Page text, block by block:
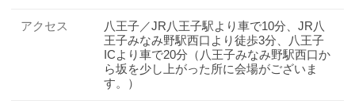
アクセス
八王子／JR八王子駅より車で10分、JR八
王子みなみ野駅西口より徒歩3分、八王子
ICより車で20分（八王子みなみ野駅西口か
ら坂を少し上がった所に会場がございま
す。）